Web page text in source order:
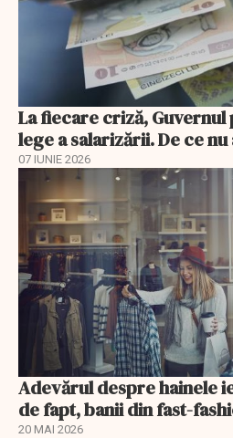
La fiecare criză,
lege a salarizării. De ce
07 IUNIE 2026
Adevărul despre hainele
de fapt, banii din fast-
20 MAI 2026